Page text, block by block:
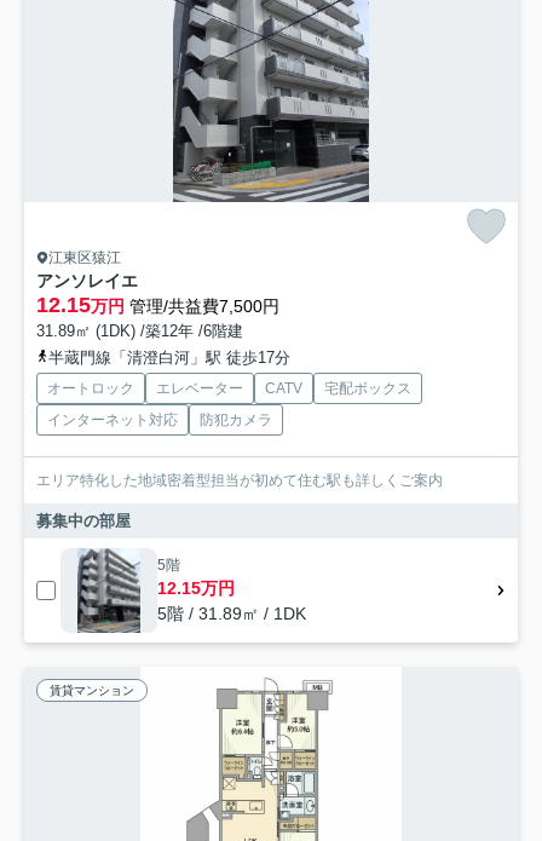
江東区猿江
アンソレイエ
12.15万円 管理/共益費7,500円
31.89㎡ (1DK) /築12年 /6階建
半蔵門線「清澄白河」駅 徒歩17分
オートロック エレベーター CATV
宅配ボックス
インターネット対応
防犯カメラ
エリア特化した地域密着型担当が初めて住む駅も詳しくご案内
募集中の部屋
5階
12.15万円
5階 / 31.89㎡ / 1DK
賃貸マンション